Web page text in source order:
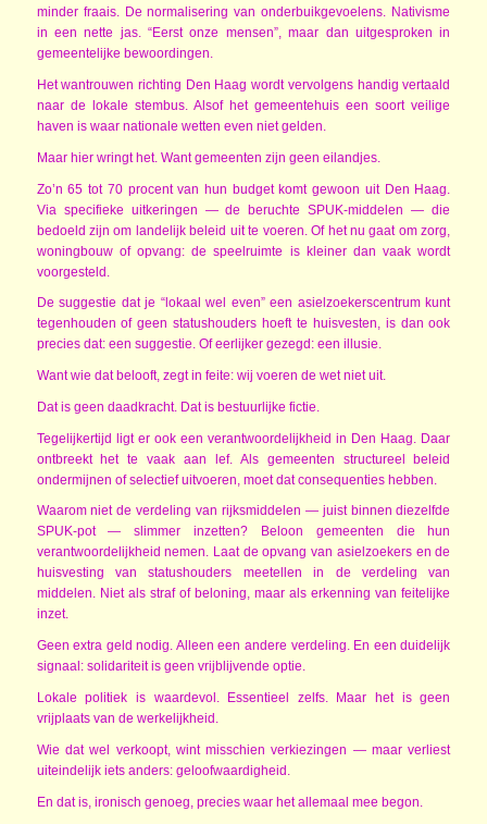
minder fraais. De normalisering van onderbuikgevoelens. Nativisme
in een nette jas. “Eerst onze mensen”, maar dan uitgesproken in
gemeentelijke bewoordingen.
Het wantrouwen richting Den Haag wordt vervolgens handig vertaald
naar de lokale stembus. Alsof het gemeentehuis een soort veilige
haven is waar nationale wetten even niet gelden.
Maar hier wringt het. Want gemeenten zijn geen eilandjes.
Zo’n 65 tot 70 procent van hun budget komt gewoon uit Den Haag.
Via specifieke uitkeringen — de beruchte SPUK-middelen — die
bedoeld zijn om landelijk beleid uit te voeren. Of het nu gaat om zorg,
woningbouw of opvang: de speelruimte is kleiner dan vaak wordt
voorgesteld.
De suggestie dat je “lokaal wel even” een asielzoekerscentrum kunt
tegenhouden of geen statushouders hoeft te huisvesten, is dan ook
precies dat: een suggestie. Of eerlijker gezegd: een illusie.
Want wie dat belooft, zegt in feite: wij voeren de wet niet uit.
Dat is geen daadkracht. Dat is bestuurlijke fictie.
Tegelijkertijd ligt er ook een verantwoordelijkheid in Den Haag. Daar
ontbreekt het te vaak aan lef. Als gemeenten structureel beleid
ondermijnen of selectief uitvoeren, moet dat consequenties hebben.
Waarom niet de verdeling van rijksmiddelen — juist binnen diezelfde
SPUK-pot — slimmer inzetten? Beloon gemeenten die hun
verantwoordelijkheid nemen. Laat de opvang van asielzoekers en de
huisvesting van statushouders meetellen in de verdeling van
middelen. Niet als straf of beloning, maar als erkenning van feitelijke
inzet.
Geen extra geld nodig. Alleen een andere verdeling. En een duidelijk
signaal: solidariteit is geen vrijblijvende optie.
Lokale politiek is waardevol. Essentieel zelfs. Maar het is geen
vrijplaats van de werkelijkheid.
Wie dat wel verkoopt, wint misschien verkiezingen — maar verliest
uiteindelijk iets anders: geloofwaardigheid.
En dat is, ironisch genoeg, precies waar het allemaal mee begon.